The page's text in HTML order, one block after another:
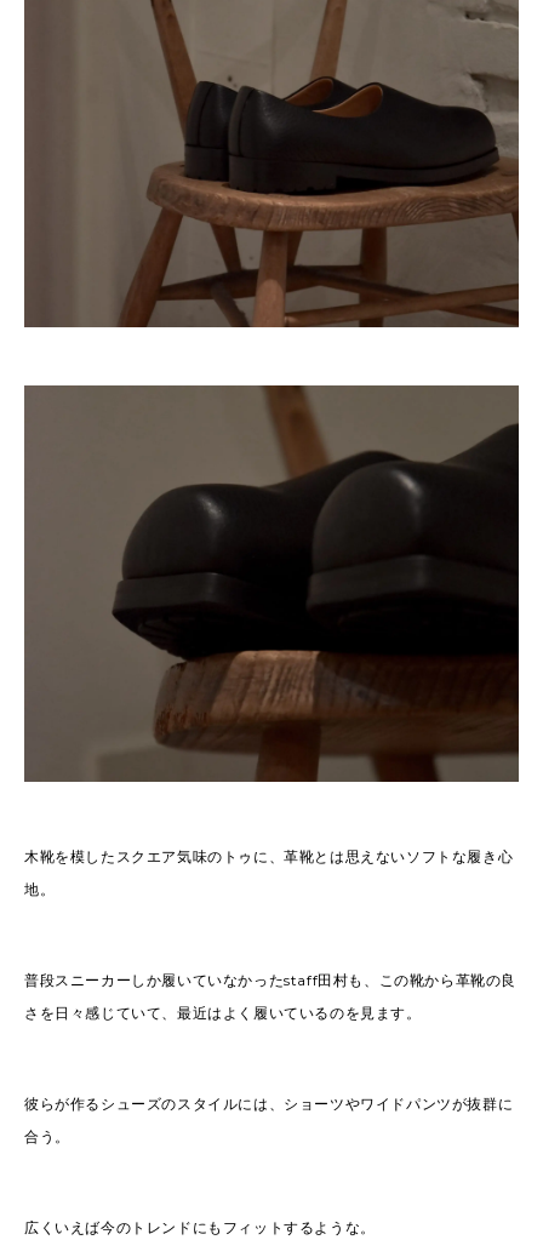
木靴を模したスクエア気味のトゥに、革靴とは思えないソフトな履き心
地。
普段スニーカーしか履いていなかったstaff田村も、この靴から革靴の良
さを日々感じていて、最近はよく履いているのを見ます。
彼らが作るシューズのスタイルには、ショーツやワイドパンツが抜群に
合う。
広くいえば今のトレンドにもフィットするような。